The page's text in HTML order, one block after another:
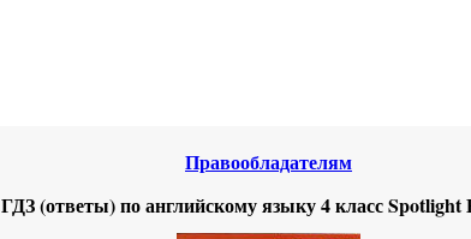
Правообладателям
ГДЗ (ответы) по английскому языку 4 класс